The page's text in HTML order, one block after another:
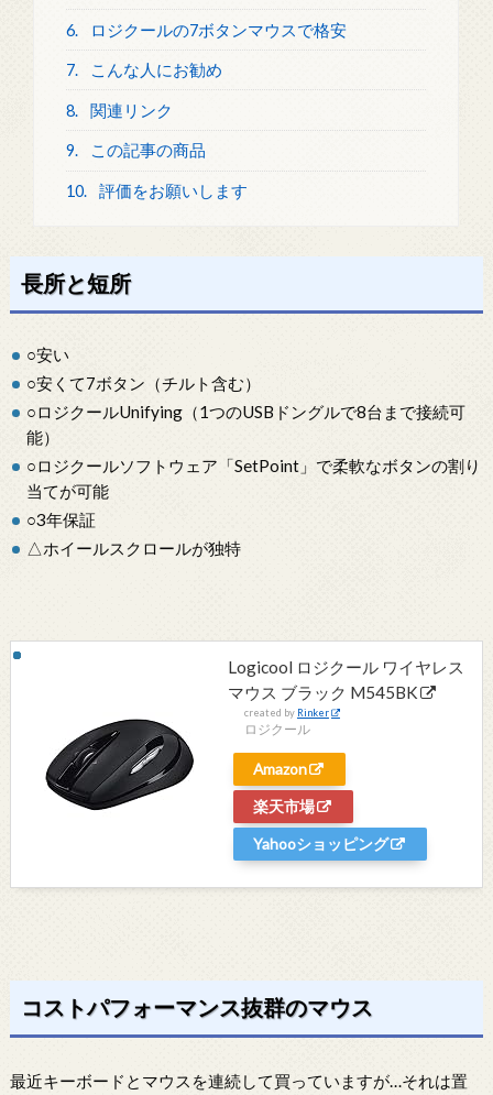
6. ロジクールの7ボタンマウスで格安
7. こんな人にお勧め
8. 関連リンク
9. この記事の商品
10. 評価をお願いします
長所と短所
○安い
○安くて7ボタン（チルト含む）
○ロジクールUnifying（1つのUSBドングルで8台まで接続可
能）
○ロジクールソフトウェア「SetPoint」で柔軟なボタンの割り
当てが可能
○3年保証
△ホイールスクロールが独特
Logicool ロジクール ワイヤレス
マウス ブラック M545BK
created by Rinker
ロジクール
Amazon
楽天市場
Yahooショッピング
コストパフォーマンス抜群のマウス
最近キーボードとマウスを連続して買っていますが…それは置